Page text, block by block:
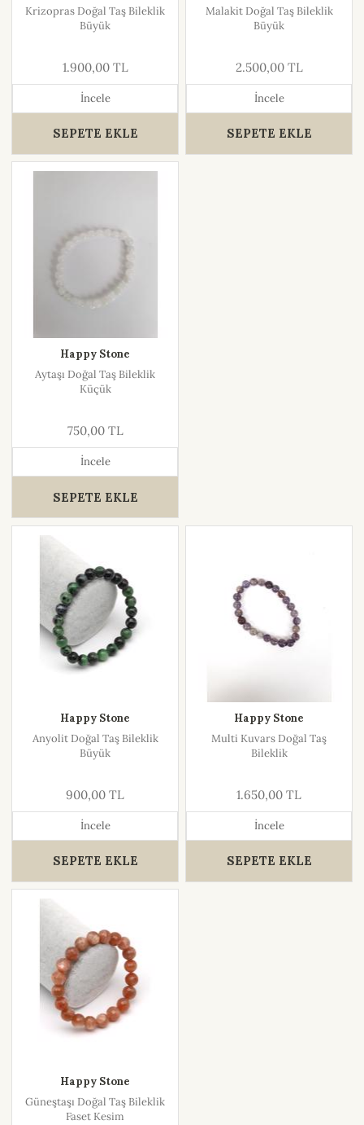
Krizopras Doğal Taş Bileklik
Büyük
1.900,00 TL
İncele
SEPETE EKLE
Malakit Doğal Taş Bileklik
Büyük
2.500,00 TL
İncele
SEPETE EKLE
Happy Stone
Aytaşı Doğal Taş Bileklik
Küçük
750,00 TL
İncele
SEPETE EKLE
Happy Stone
Anyolit Doğal Taş Bileklik
Büyük
900,00 TL
İncele
SEPETE EKLE
Happy Stone
Multi Kuvars Doğal Taş
Bileklik
1.650,00 TL
İncele
SEPETE EKLE
Happy Stone
Güneştaşı Doğal Taş Bileklik
Faset Kesim